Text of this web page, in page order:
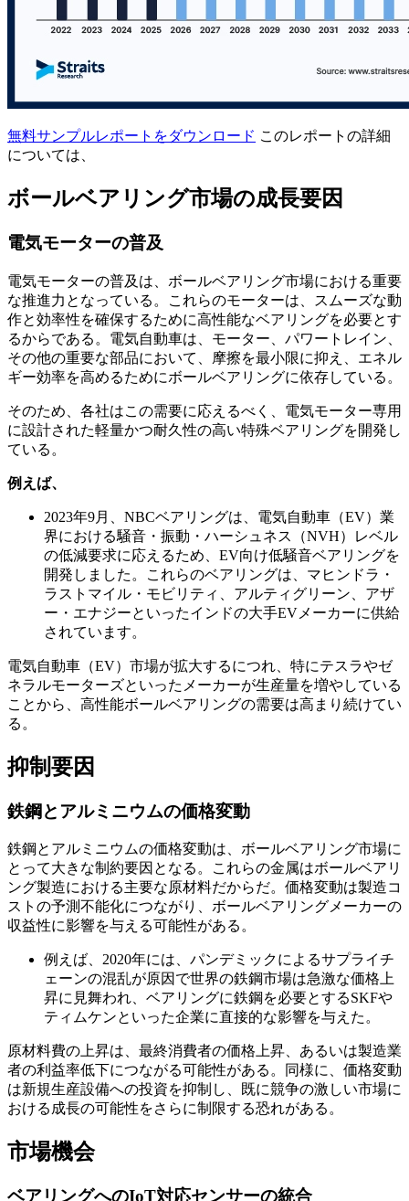
無料サンプルレポートをダウンロード このレポートの詳細
については、
ボールベアリング市場の成長要因
電気モーターの普及
電気モーターの普及は、ボールベアリング市場における重要
な推進力となっている。これらのモーターは、スムーズな動
作と効率性を確保するために高性能なベアリングを必要とす
るからである。電気自動車は、モーター、パワートレイン、
その他の重要な部品において、摩擦を最小限に抑え、エネル
ギー効率を高めるためにボールベアリングに依存している。
そのため、各社はこの需要に応えるべく、電気モーター専用
に設計された軽量かつ耐久性の高い特殊ベアリングを開発し
ている。
例えば、
2023年9月、NBCベアリングは、電気自動車（EV）業
界における騒音・振動・ハーシュネス（NVH）レベル
の低減要求に応えるため、EV向け低騒音ベアリングを
開発しました。これらのベアリングは、マヒンドラ・
ラストマイル・モビリティ、アルティグリーン、アザ
ー・エナジーといったインドの大手EVメーカーに供給
されています。
電気自動車（EV）市場が拡大するにつれ、特にテスラやゼ
ネラルモーターズといったメーカーが生産量を増やしている
ことから、高性能ボールベアリングの需要は高まり続けてい
る。
抑制要因
鉄鋼とアルミニウムの価格変動
鉄鋼とアルミニウムの価格変動は、ボールベアリング市場に
とって大きな制約要因となる。これらの金属はボールベアリ
ング製造における主要な原材料だからだ。価格変動は製造コ
ストの予測不能化につながり、ボールベアリングメーカーの
収益性に影響を与える可能性がある。
例えば、2020年には、パンデミックによるサプライチ
ェーンの混乱が原因で世界の鉄鋼市場は急激な価格上
昇に見舞われ、ベアリングに鉄鋼を必要とするSKFや
ティムケンといった企業に直接的な影響を与えた。
原材料費の上昇は、最終消費者の価格上昇、あるいは製造業
者の利益率低下につながる可能性がある。同様に、価格変動
は新規生産設備への投資を抑制し、既に競争の激しい市場に
おける成長の可能性をさらに制限する恐れがある。
市場機会
ベアリングへのIoT対応センサーの統合